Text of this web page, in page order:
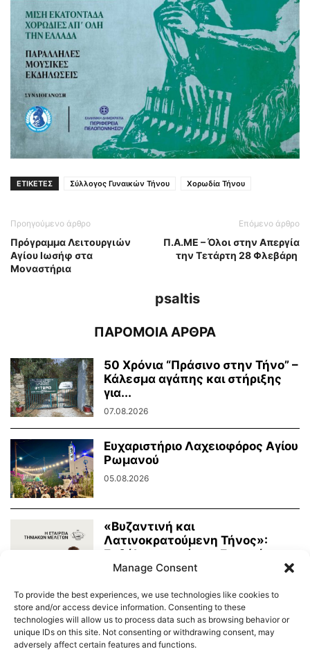
ΕΤΙΚΕΤΕΣ Σύλλογος Γυναικών Τήνου Χορωδία Τήνου
Προηγούμενο άρθρο
Πρόγραμμα Λειτουργιών
Αγίου Ιωσήφ στα
Μοναστήρια
Επόμενο άρθρο
Π.Α.ΜΕ – Όλοι στην Απεργία
την Τετάρτη 28 Φλεβάρη
psaltis
ΠΑΡΟΜΟΙΑ ΑΡΘΡΑ
50 Χρόνια “Πράσινο στην Τήνο” –
Κάλεσμα αγάπης και στήριξης
για...
07.08.2026
Ευχαριστήριο Λαχειοφόρος Αγίου
Ρωμανού
05.08.2026
«Βυζαντινή και
Λατινοκρατούμενη Τήνος»:
Εκδήλωση από την Εταιρεία
Τηνιακών Μελετών
Manage Consent
To provide the best experiences, we use technologies like cookies to
store and/or access device information. Consenting to these
technologies will allow us to process data such as browsing behavior or
unique IDs on this site. Not consenting or withdrawing consent, may
adversely affect certain features and functions.